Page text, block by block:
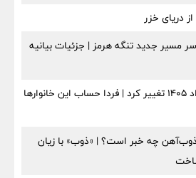
دریای خزر
سر مسیر جدید تنگه هرمز | جزئیات بیانیه
زمان واریز کالابرگ مرداد ۱۴۰۵ تغییر کرد | فردا حساب این خانوارها
همتی ذوب‌آهن چه خبر است؟ | «ذوب» با زیان